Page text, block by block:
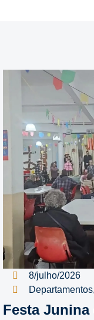
8/julho/2026
Departamentos,
Festa Junina